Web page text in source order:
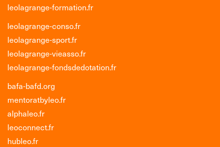
leolagrange-formation.fr
leolagrange-conso.fr
leolagrange-sport.fr
leolagrange-vieasso.fr
leolagrange-fondsdedotation.fr
bafa-bafd.org
mentoratbyleo.fr
alphaleo.fr
leoconnect.fr
hubleo.fr